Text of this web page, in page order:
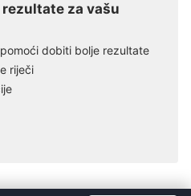
za vašu
dobiti bolje rezultate
riječi